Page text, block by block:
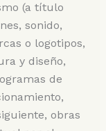
(a título
sonido,
o logotipos,
y diseño,
de
obras